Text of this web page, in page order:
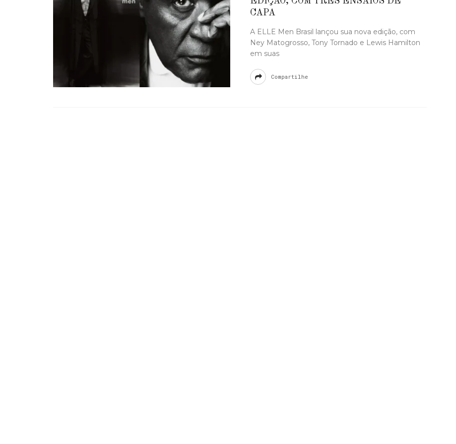
CAPA
A ELLE Men Brasil lançou sua nova edição, com
Ney Matogrosso, Tony Tornado e Lewis Hamilton
em suas
Compartilhe